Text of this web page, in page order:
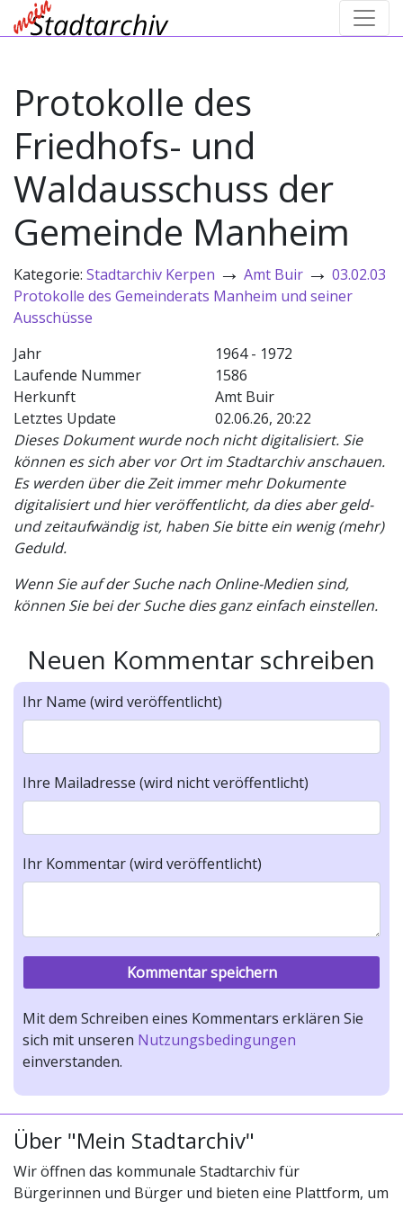
Protokolle des
Friedhofs- und
Waldausschuss der
Gemeinde Manheim
Kategorie: Stadtarchiv Kerpen → Amt Buir → 03.02.03
Protokolle des Gemeinderats Manheim und seiner
Ausschüsse
Jahr
1964 - 1972
Laufende Nummer
1586
Herkunft
Amt Buir
Letztes Update
02.06.26, 20:22
Dieses Dokument wurde noch nicht digitalisiert. Sie
können es sich aber vor Ort im Stadtarchiv anschauen.
Es werden über die Zeit immer mehr Dokumente
digitalisiert und hier veröffentlicht, da dies aber geld-
und zeitaufwändig ist, haben Sie bitte ein wenig (mehr)
Geduld.
Wenn Sie auf der Suche nach Online-Medien sind,
können Sie bei der Suche dies ganz einfach einstellen.
Neuen Kommentar schreiben
Ihr Name (wird veröffentlicht)
Ihre Mailadresse (wird nicht veröffentlicht)
Ihr Kommentar (wird veröffentlicht)
Mit dem Schreiben eines Kommentars erklären Sie
sich mit unseren Nutzungsbedingungen
einverstanden.
Über "Mein Stadtarchiv"
Wir öffnen das kommunale Stadtarchiv für
Bürgerinnen und Bürger und bieten eine Plattform, um